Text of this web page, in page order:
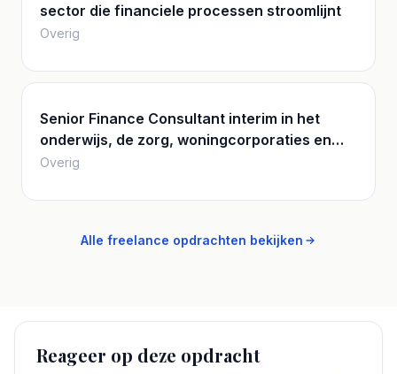
sector die financiele processen stroomlijnt
Overig
Senior Finance Consultant interim in het
onderwijs, de zorg, woningcorporaties en
lokale overheden
Overig
Alle freelance opdrachten bekijken
Reageer op deze opdracht